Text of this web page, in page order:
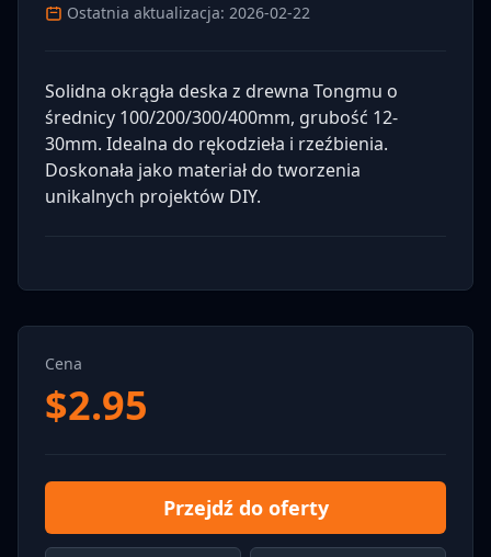
Ostatnia aktualizacja: 2026-02-22
Solidna okrągła deska z drewna Tongmu o
średnicy 100/200/300/400mm, grubość 12-
30mm. Idealna do rękodzieła i rzeźbienia.
Doskonała jako materiał do tworzenia
unikalnych projektów DIY.
Cena
$2.95
Przejdź do oferty